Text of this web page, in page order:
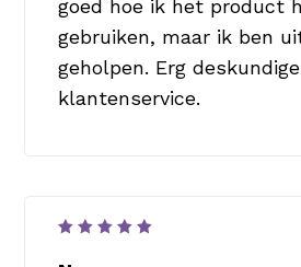
goed hoe ik het product
gebruiken, maar ik ben
geholpen. Erg deskundige
klantenservice.
5